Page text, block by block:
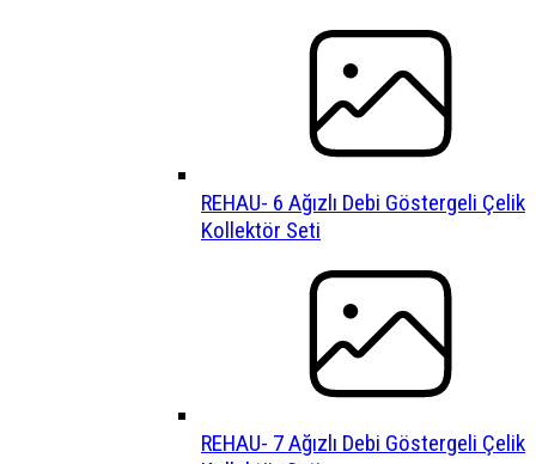
REHAU- 6 Ağızlı Debi Göstergeli Çelik
Kollektör Seti
REHAU- 7 Ağızlı Debi Göstergeli Çelik